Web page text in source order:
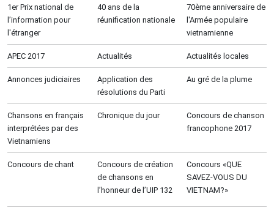
1er Prix national de
l’information pour
l'étranger
40 ans de la
réunification nationale
70ème anniversaire de
l'Armée populaire
vietnamienne
APEC 2017 Actualités Actualités locales
Annonces judiciaires
Application des
résolutions du Parti
Au gré de la plume
Chansons en français
interprétées par des
Vietnamiens
Chronique du jour
Concours de chanson
francophone 2017
Concours de chant
Concours de création
de chansons en
l’honneur de l’UIP 132
Concours «QUE
SAVEZ-VOUS DU
VIETNAM?»